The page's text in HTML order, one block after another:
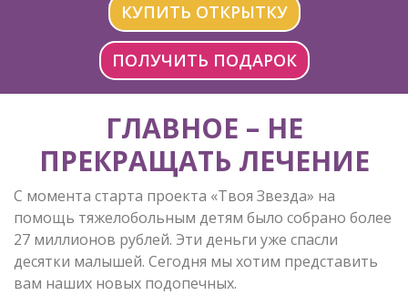
КУПИТЬ ОТКРЫТКУ
ПОЛУЧИТЬ ПОДАРОК
ГЛАВНОЕ – НЕ
ПРЕКРАЩАТЬ ЛЕЧЕНИЕ
С момента старта проекта «Твоя Звезда» на
помощь тяжелобольным детям было собрано более
27 миллионов рублей. Эти деньги уже спасли
десятки малышей. Сегодня мы хотим представить
вам наших новых подопечных.